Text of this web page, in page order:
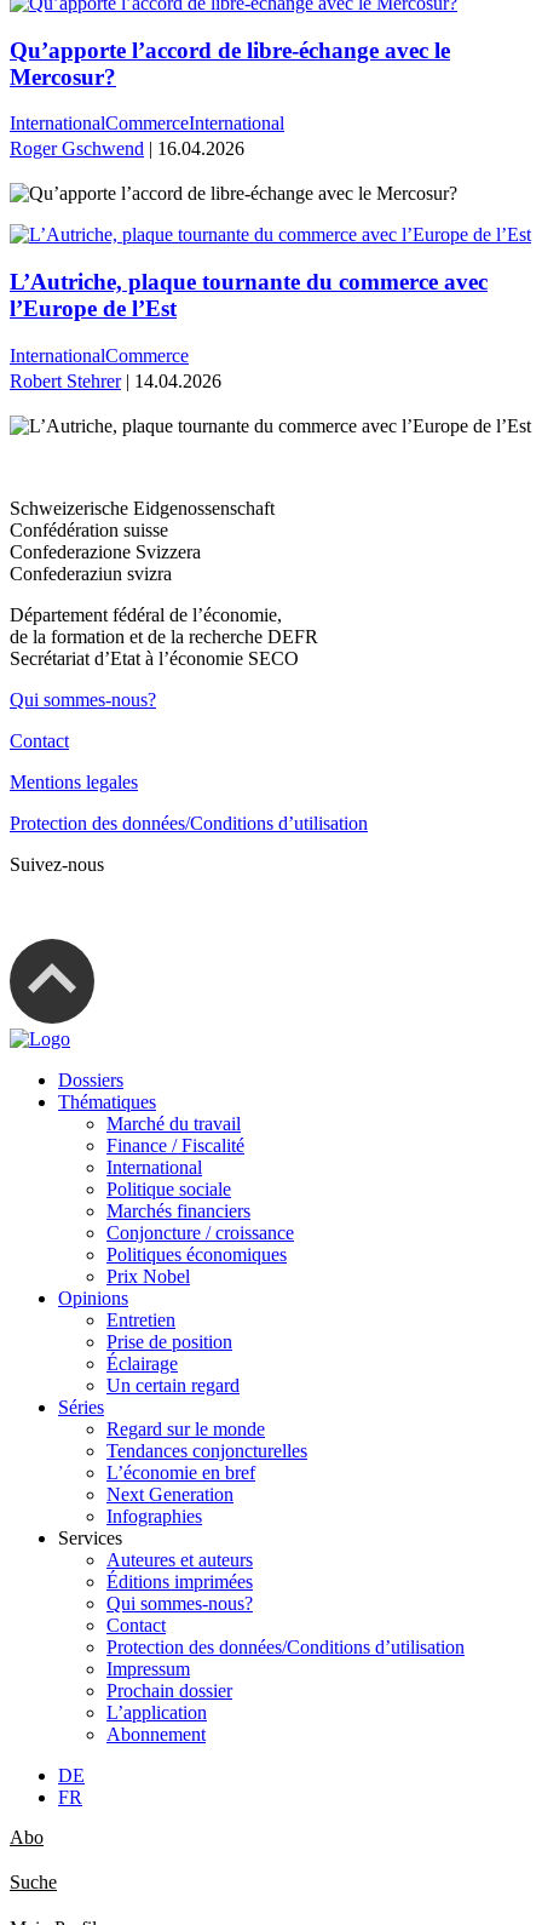
Qu’apporte l’accord de libre-échange avec le
Mercosur?
InternationalCommerceInternational
Roger Gschwend | 16.04.2026
L’Autriche, plaque tournante du commerce avec
l’Europe de l’Est
InternationalCommerce
Robert Stehrer| 14.04.2026
Schweizerische Eidgenossenschaft
Confédération suisse
Confederazione Svizzera
Confederaziun svizra
Département fédéral de l’économie,
de la formation et de la recherche DEFR
Secrétariat d’Etat à l’économie SECO
Qui sommes-nous?
Contact
Mentions legales
Protection des données/Conditions d’utilisation
Suivez-nous
Dossiers
Thématiques
Marché du travail
Finance / Fiscalité
International
Politique sociale
Marchés financiers
Conjoncture / croissance
Politiques économiques
Prix Nobel
Opinions
Entretien
Prise de position
Éclairage
Un certain regard
Séries
Regard sur le monde
Tendances conjoncturelles
L’économie en bref
Next Generation
Infographies
Services
Auteures et auteurs
Éditions imprimées
Qui sommes-nous?
Contact
Protection des données/Conditions d’utilisation
Impressum
Prochain dossier
L’application
Abonnement
DE
FR
Abo
Suche